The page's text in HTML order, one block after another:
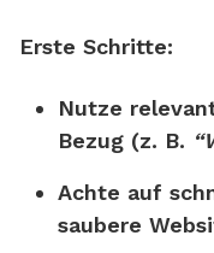
Erste Schritte:
Nutze
Bezug (z. B.
Achte auf
saubere